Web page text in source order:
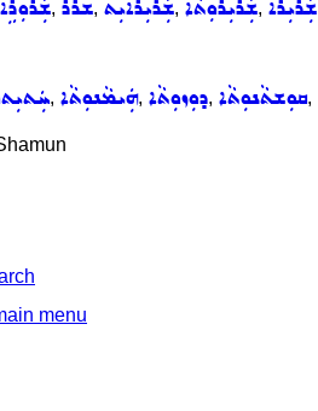
ܫܲܪܘܼܪܹܐ, ܫܪܪ, ܫܲܪܝܼܪܵܐܝܼܬ, ܫܲܪܝܼܪܘܼܬܵܐ, ܫܲܪܝܼܪܵܐ
, ܗܲܝܡܵܢܘܼܬܵܐ, ܕܘܼܙܘܼܬܵܐ, ܩܘܼܫܬܵܢܘܼܬܵܐ,
menu